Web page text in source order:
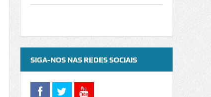
SIGA-NOS NAS REDES SOCIAIS